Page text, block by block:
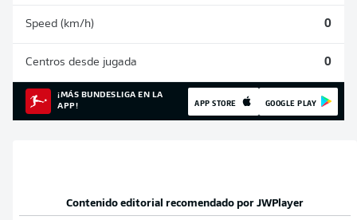
Speed (km/h) 0
Centros desde jugada 0
¡MÁS BUNDESLIGA EN LA
APP!
APP STORE GOOGLE PLAY
Contenido editorial recomendado por JWPlayer